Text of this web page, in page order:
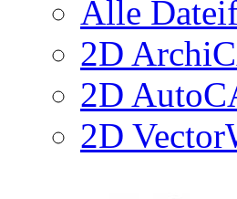
Alle
2D
2D
2D